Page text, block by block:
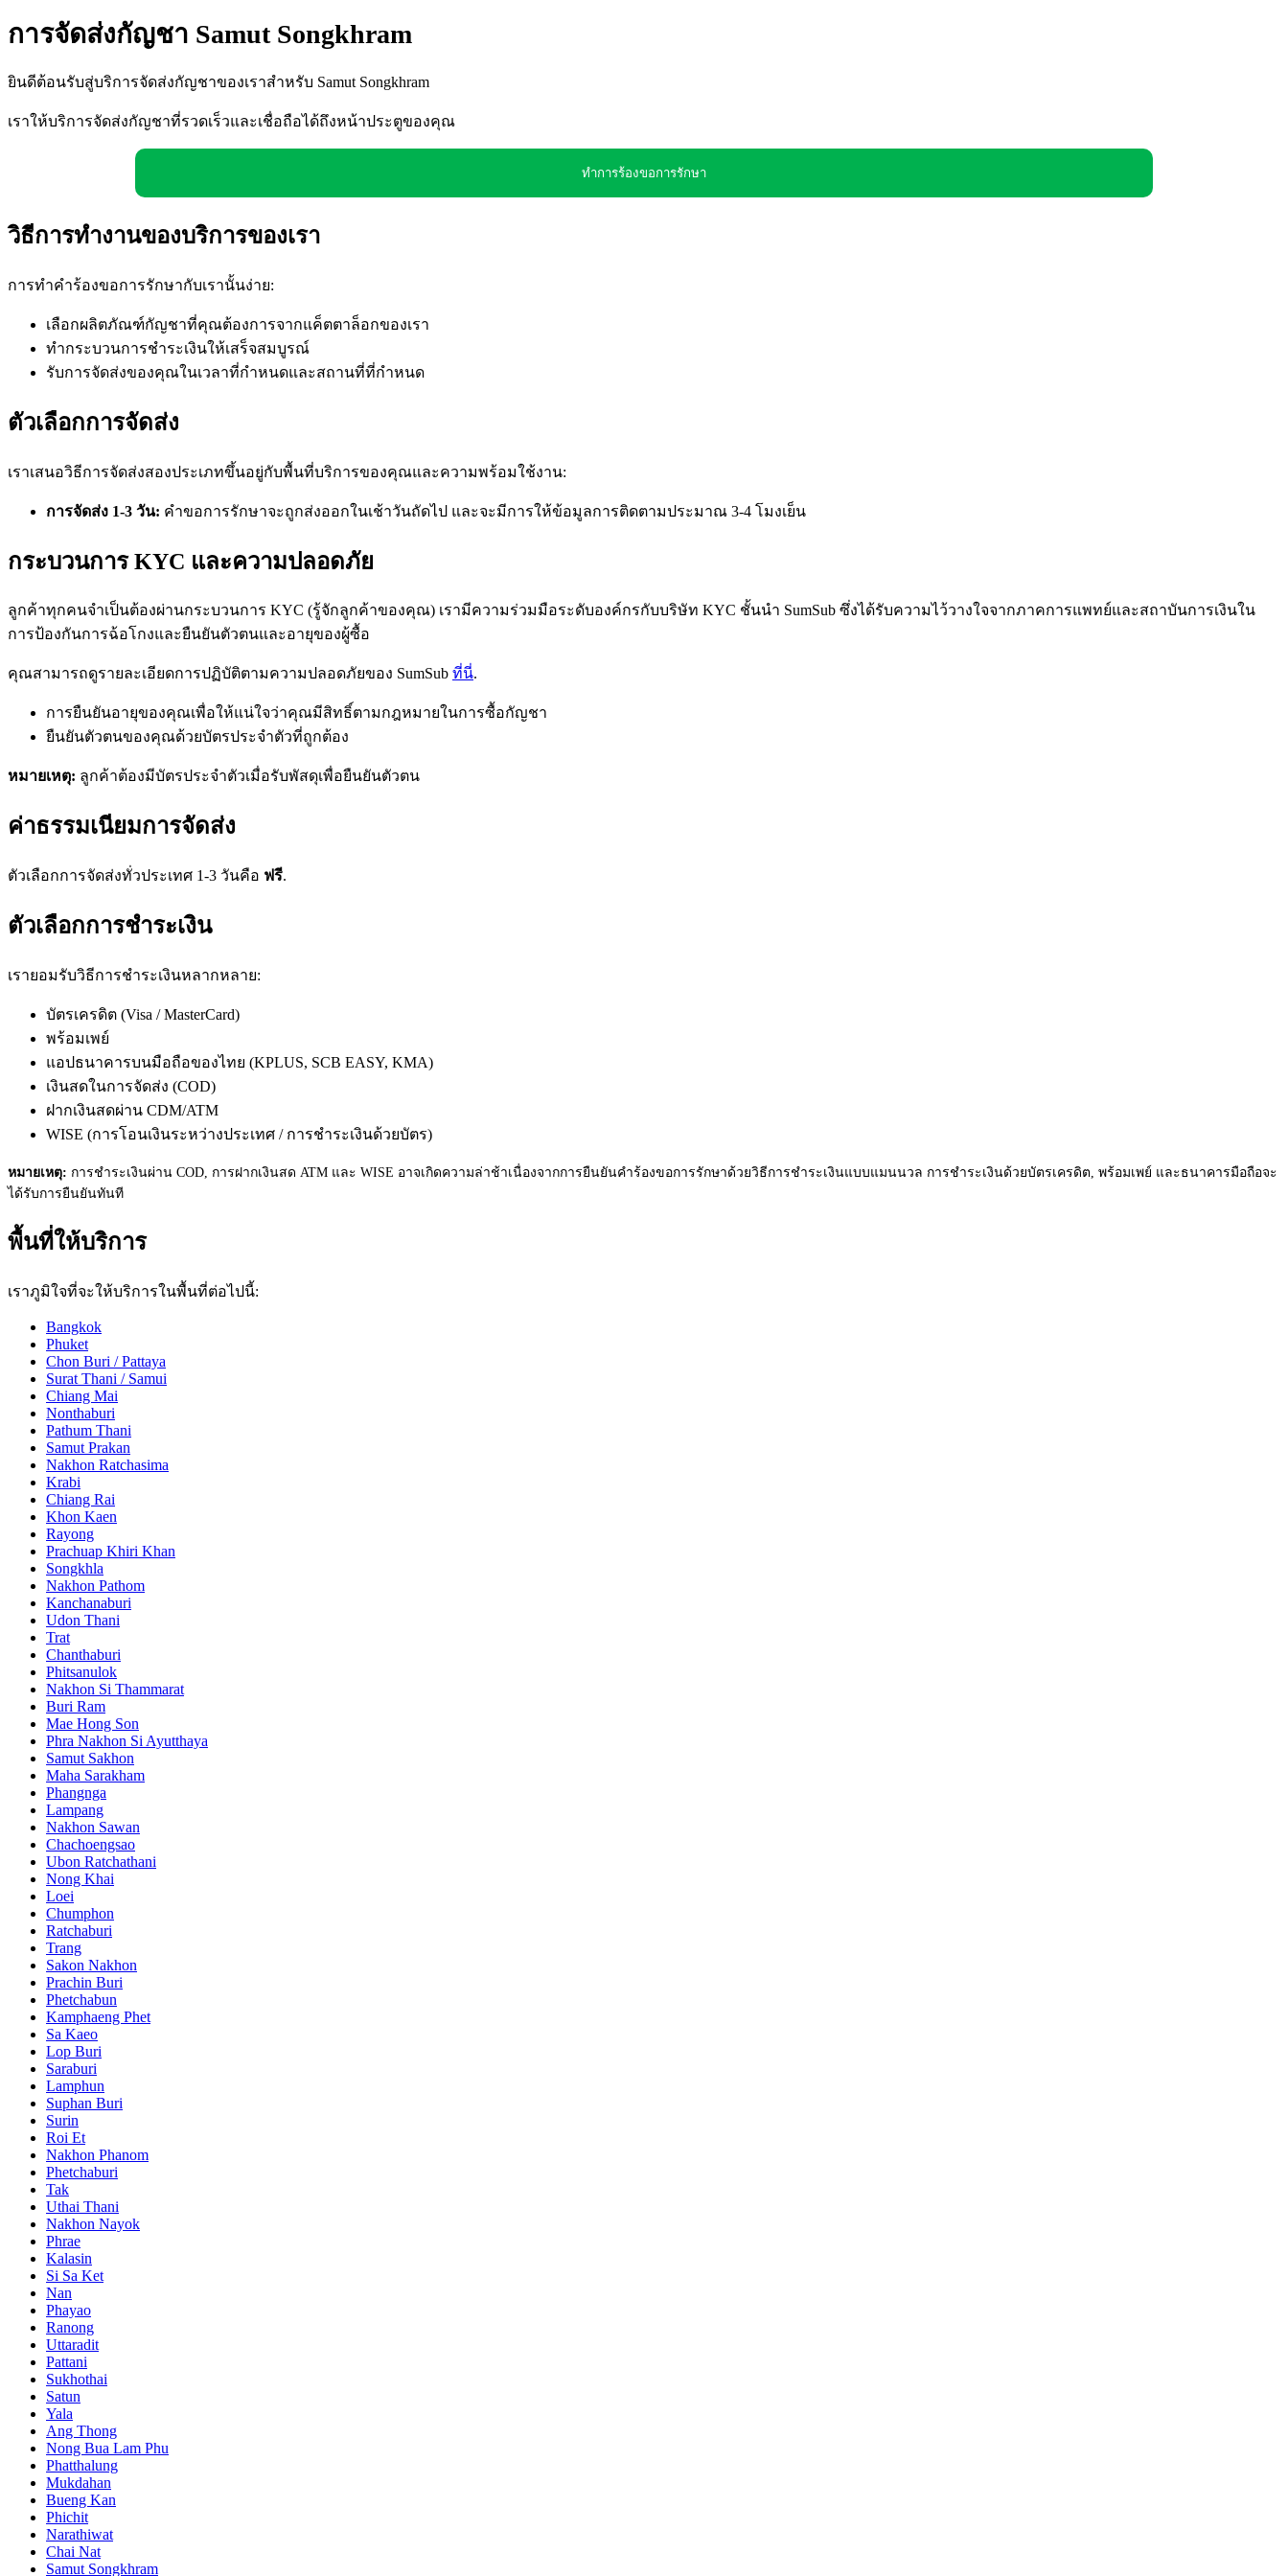
การจัดส่งกัญชา Samut Songkhram
ยินดีต้อนรับสู่บริการจัดส่งกัญชาของเราสำหรับ Samut Songkhram
เราให้บริการจัดส่งกัญชาที่รวดเร็วและเชื่อถือได้ถึงหน้าประตูของคุณ
ทำการร้องขอการรักษา
วิธีการทำงานของบริการของเรา
การทำคำร้องขอการรักษากับเรานั้นง่าย:
เลือกผลิตภัณฑ์กัญชาที่คุณต้องการจากแค็ตตาล็อกของเรา
ทำกระบวนการชำระเงินให้เสร็จสมบูรณ์
รับการจัดส่งของคุณในเวลาที่กำหนดและสถานที่ที่กำหนด
ตัวเลือกการจัดส่ง
เราเสนอวิธีการจัดส่งสองประเภทขึ้นอยู่กับพื้นที่บริการของคุณและความพร้อมใช้งาน:
การจัดส่ง 1-3 วัน: คำขอการรักษาจะถูกส่งออกในเช้าวันถัดไป และจะมีการให้ข้อมูลการติดตามประมาณ 3-4 โมงเย็น
กระบวนการ KYC และความปลอดภัย
ลูกค้าทุกคนจำเป็นต้องผ่านกระบวนการ KYC (รู้จักลูกค้าของคุณ) เรามีความร่วมมือระดับองค์กรกับบริษัท KYC ชั้นนำ SumSub ซึ่งได้รับความไว้วางใจจากภาคการแพทย์และสถาบันการเงินใน
การป้องกันการฉ้อโกงและยืนยันตัวตนและอายุของผู้ซื้อ
คุณสามารถดูรายละเอียดการปฏิบัติตามความปลอดภัยของ SumSub ที่นี่.
การยืนยันอายุของคุณเพื่อให้แน่ใจว่าคุณมีสิทธิ์ตามกฎหมายในการซื้อกัญชา
ยืนยันตัวตนของคุณด้วยบัตรประจำตัวที่ถูกต้อง
หมายเหตุ: ลูกค้าต้องมีบัตรประจำตัวเมื่อรับพัสดุเพื่อยืนยันตัวตน
ค่าธรรมเนียมการจัดส่ง
ตัวเลือกการจัดส่งทั่วประเทศ 1-3 วันคือ ฟรี.
ตัวเลือกการชำระเงิน
เรายอมรับวิธีการชำระเงินหลากหลาย:
บัตรเครดิต (Visa / MasterCard)
พร้อมเพย์
แอปธนาคารบนมือถือของไทย (KPLUS, SCB EASY, KMA)
เงินสดในการจัดส่ง (COD)
ฝากเงินสดผ่าน CDM/ATM
WISE (การโอนเงินระหว่างประเทศ / การชำระเงินด้วยบัตร)
หมายเหตุ: การชำระเงินผ่าน COD, การฝากเงินสด ATM และ WISE อาจเกิดความล่าช้าเนื่องจากการยืนยันคำร้องขอการรักษาด้วยวิธีการชำระเงินแบบแมนนวล การชำระเงินด้วยบัตรเครดิต, พร้อมเพย์ และธนาคารมือถือจะ
ได้รับการยืนยันทันที
พื้นที่ให้บริการ
เราภูมิใจที่จะให้บริการในพื้นที่ต่อไปนี้:
Bangkok
Phuket
Chon Buri / Pattaya
Surat Thani / Samui
Chiang Mai
Nonthaburi
Pathum Thani
Samut Prakan
Nakhon Ratchasima
Krabi
Chiang Rai
Khon Kaen
Rayong
Prachuap Khiri Khan
Songkhla
Nakhon Pathom
Kanchanaburi
Udon Thani
Trat
Chanthaburi
Phitsanulok
Nakhon Si Thammarat
Buri Ram
Mae Hong Son
Phra Nakhon Si Ayutthaya
Samut Sakhon
Maha Sarakham
Phangnga
Lampang
Nakhon Sawan
Chachoengsao
Ubon Ratchathani
Nong Khai
Loei
Chumphon
Ratchaburi
Trang
Sakon Nakhon
Prachin Buri
Phetchabun
Kamphaeng Phet
Sa Kaeo
Lop Buri
Saraburi
Lamphun
Suphan Buri
Surin
Roi Et
Nakhon Phanom
Phetchaburi
Tak
Uthai Thani
Nakhon Nayok
Phrae
Kalasin
Si Sa Ket
Nan
Phayao
Ranong
Uttaradit
Pattani
Sukhothai
Satun
Yala
Ang Thong
Nong Bua Lam Phu
Phatthalung
Mukdahan
Bueng Kan
Phichit
Narathiwat
Chai Nat
Samut Songkhram